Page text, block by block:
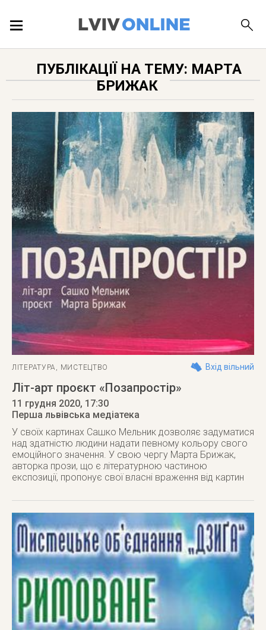
ПУБЛІКАЦІЇ
ДОВІДКА
ПУБЛІКАЦІЇ НА ТЕМУ: МАРТА
БРИЖАК
ЛІТЕРАТУРА , МИСТЕЦТВО Вхід вільний
Літ-арт проєкт «Позапростір»
11 грудня 2020, 17:30
Перша львівська медіатека
У своїх картинах Сашко Мельник дозволяє задуматися
над здатністю людини надати певному кольору свого
емоційного значення. У свою чергу Марта Брижак,
авторка прози, що є літературною частиною
експозиції, пропонує свої власні враження від картин